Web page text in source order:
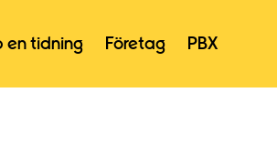
en tidning Företag PBX